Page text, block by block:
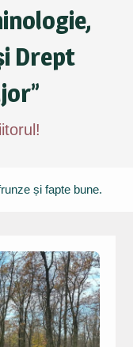
Drept
și fapte bune.